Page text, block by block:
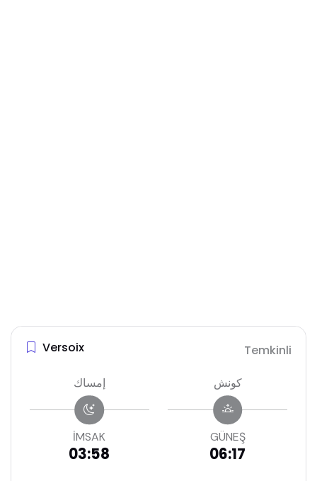
Versoix Temkinli
إمساك
İMSAK
03:58
كونش
GÜNEŞ
06:17